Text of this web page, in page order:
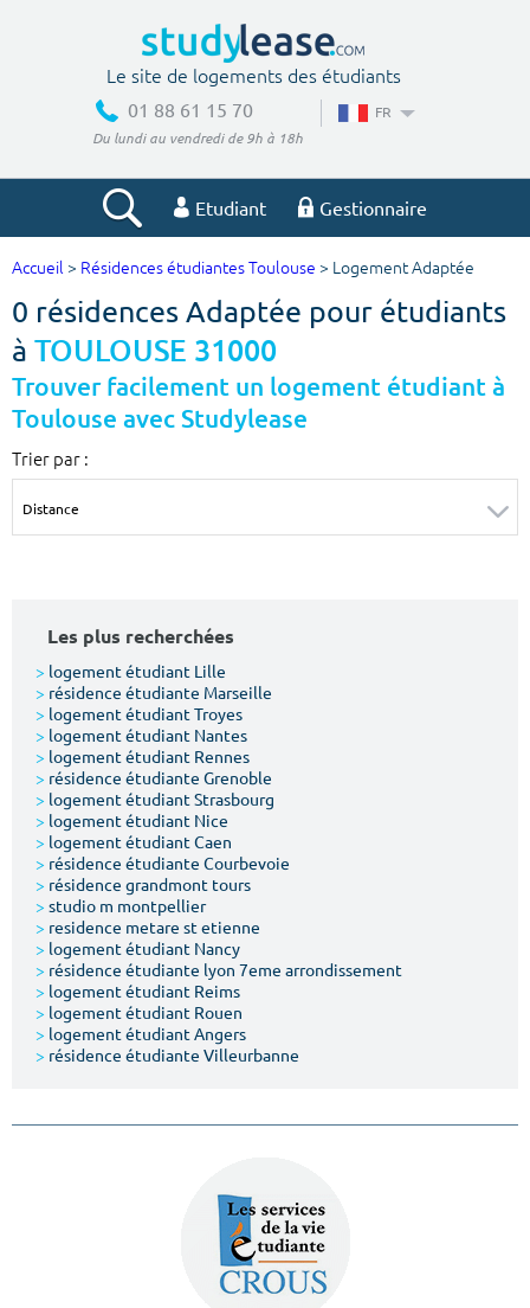
Le site de logements des étudiants
01 88 61 15 70
Du lundi au vendredi de 9h à 18h
FR
Etudiant Gestionnaire
Votre recherche
Ville, école
Type de location
Votre date d'entrée
Accueil > Résidences étudiantes Toulouse > Logement Adaptée
0 résidences Adaptée pour étudiants
à TOULOUSE 31000
Trouver facilement un logement étudiant à
Toulouse avec Studylease
Trier par :
Les plus recherchées
> logement étudiant Lille
> résidence étudiante Marseille
> logement étudiant Troyes
> logement étudiant Nantes
> logement étudiant Rennes
> résidence étudiante Grenoble
> logement étudiant Strasbourg
> logement étudiant Nice
> logement étudiant Caen
> résidence étudiante Courbevoie
> résidence grandmont tours
> studio m montpellier
> residence metare st etienne
> logement étudiant Nancy
> résidence étudiante lyon 7eme arrondissement
> logement étudiant Reims
> logement étudiant Rouen
> logement étudiant Angers
> résidence étudiante Villeurbanne